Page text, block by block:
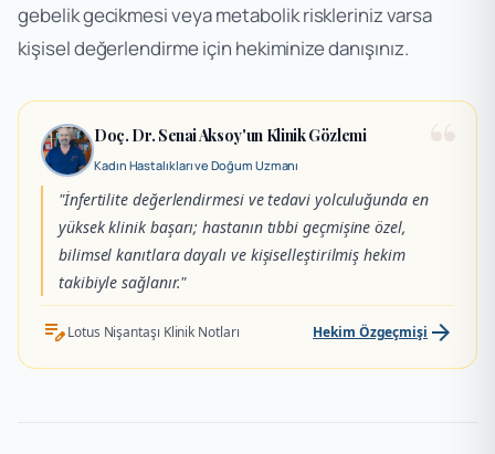
gebelik gecikmesi veya metabolik riskleriniz varsa
kişisel değerlendirme için hekiminize danışınız.
Doç. Dr. Senai Aksoy'un Klinik Gözlemi
Kadın Hastalıkları ve Doğum Uzmanı
"İnfertilite değerlendirmesi ve tedavi yolculuğunda en
yüksek klinik başarı; hastanın tıbbi geçmişine özel,
bilimsel kanıtlara dayalı ve kişiselleştirilmiş hekim
takibiyle sağlanır."
edit_noteLotus Nişantaşı Klinik Notları Hekim Özgeçmişi arrow_forward